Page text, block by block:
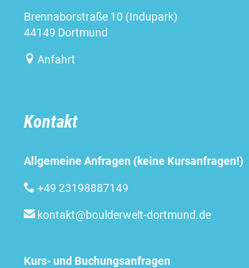
Brennaborstraße 10 (Indupark)
44149 Dortmund
 Anfahrt
Kontakt
Allgemeine Anfragen (keine Kursanfragen!)
 +49 23198887149
 kontakt@boulderwelt-dortmund.de
Kurs- und Buchungsanfragen